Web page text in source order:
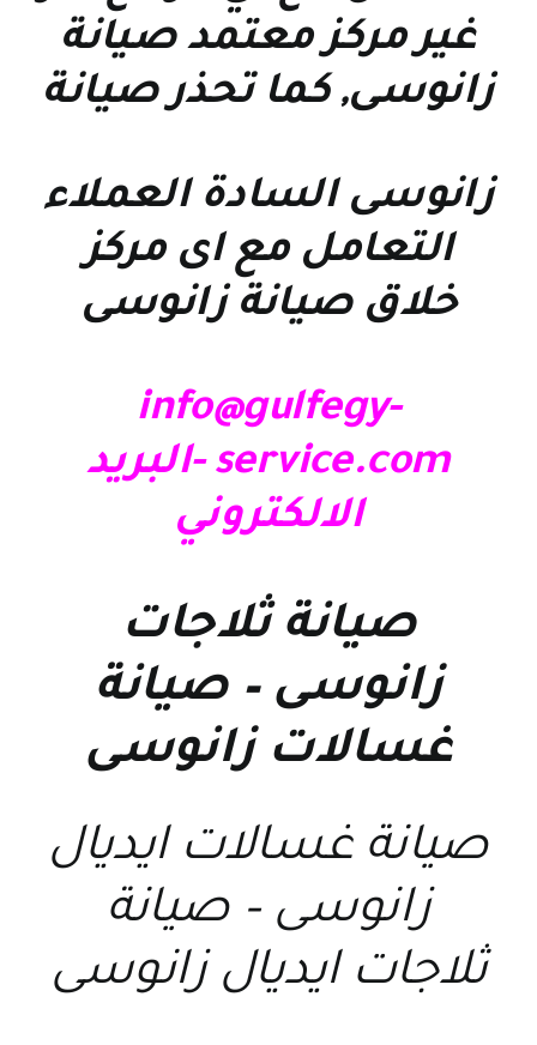
غير مركز معتمد صيانة
زانوسى, كما تحذر صيانة
زانوسى السادة العملاء
التعامل مع اى مركز
خلاق صيانة زانوسى
info@gulfegy-
service.com -البريد
الالكتروني
صيانة ثلاجات
زانوسى –صيانة
غسالات زانوسى
صيانة غسالات ايديال
زانوسى –صيانة
ثلاجات ايديال زانوسى